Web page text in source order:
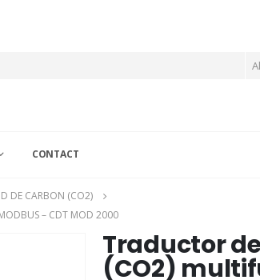
CONTACT
DE CARBON (CO2)
– CDT MOD 2000
Traductor
(CO2)